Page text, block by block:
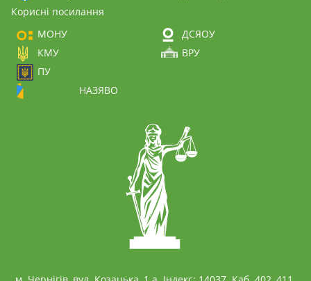
Корисні посилання
МОНУ
ДСЯОУ
КМУ
ВРУ
ПУ
НАЗЯВО